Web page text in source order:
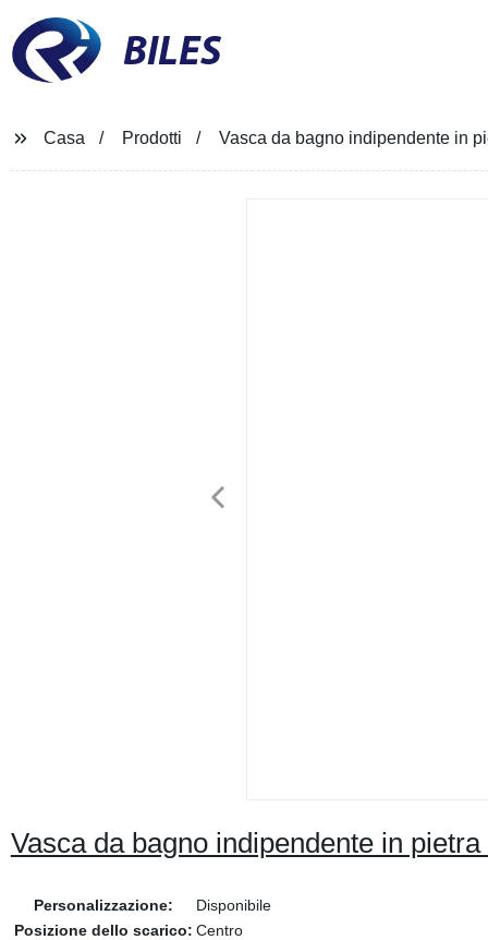
BILES
Casa Prodotti Vasca da bagno indipendente in
Vasca da bagno indipendente in
Personalizzazione:
Disponibile
Posizione dello scarico: Centro